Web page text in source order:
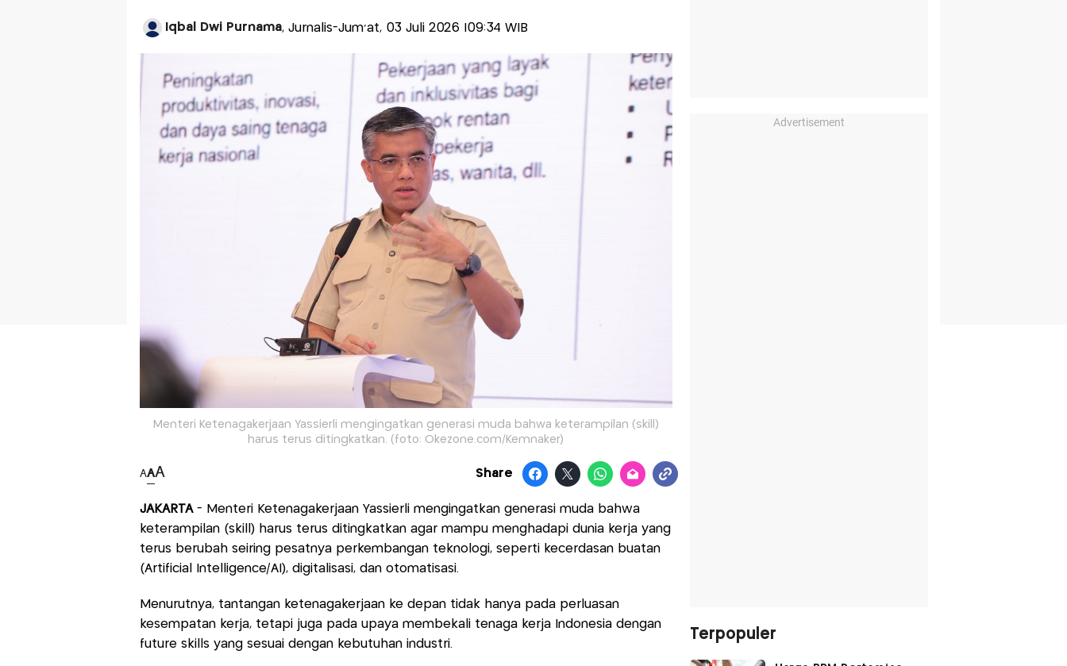
Iqbal Dwi Purnama, Jurnalis-Jum'at, 03 Juli 2026 |09:34 WIB
Menteri Ketenagakerjaan Yassierli mengingatkan generasi muda bahwa keterampilan (skill)
harus terus ditingkatkan. (foto: Okezone.com/Kemnaker)
AAA Share
JAKARTA - Menteri Ketenagakerjaan Yassierli mengingatkan generasi muda bahwa
keterampilan (skill) harus terus ditingkatkan agar mampu menghadapi dunia kerja yang
terus berubah seiring pesatnya perkembangan teknologi, seperti kecerdasan buatan
(Artificial Intelligence/AI), digitalisasi, dan otomatisasi.
Menurutnya, tantangan ketenagakerjaan ke depan tidak hanya pada perluasan
kesempatan kerja, tetapi juga pada upaya membekali tenaga kerja Indonesia dengan
future skills yang sesuai dengan kebutuhan industri.
Advertisement
Terpopuler